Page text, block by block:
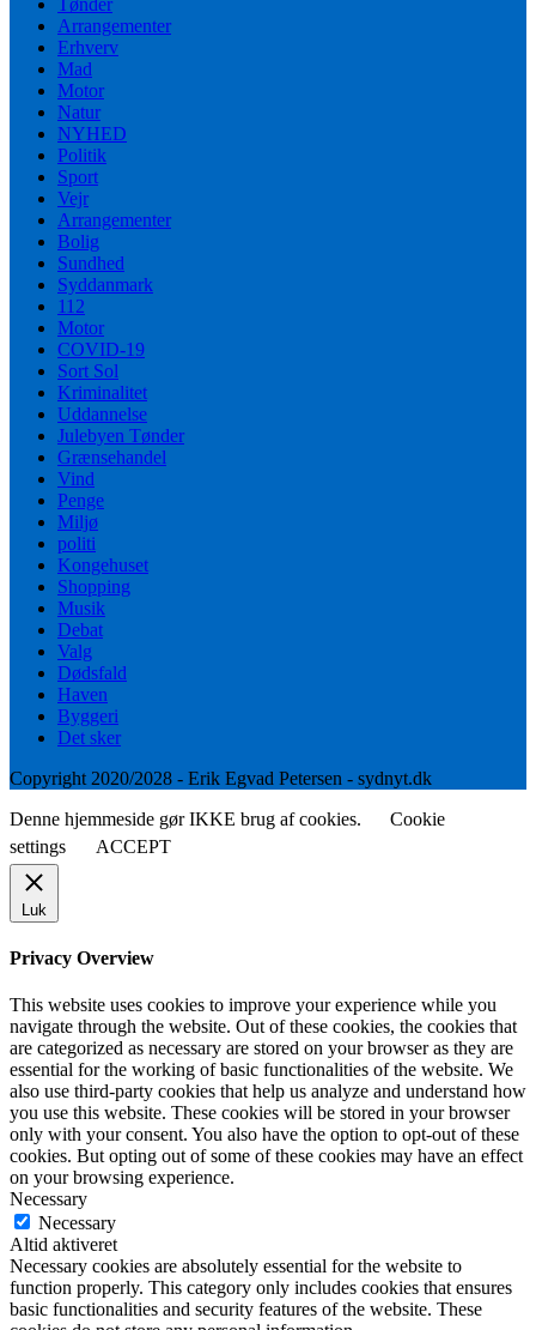
Arrangementer
Erhverv
Mad
Motor
Natur
NYHED
Politik
Sport
Vejr
Arrangementer
Bolig
Sundhed
Syddanmark
112
Motor
COVID-19
Sort Sol
Kriminalitet
Uddannelse
Julebyen Tønder
Grænsehandel
Vind
Penge
Miljø
politi
Kongehuset
Shopping
Musik
Debat
Valg
Dødsfald
Haven
Byggeri
Det sker
Copyright 2020/2028 - Erik Egvad Petersen - sydnyt.dk
Denne hjemmeside gør IKKE brug af cookies.
Cookie
settings
ACCEPT
Luk
Privacy Overview
This website uses cookies to improve your experience while you
navigate through the website. Out of these cookies, the cookies that
are categorized as necessary are stored on your browser as they are
essential for the working of basic functionalities of the website. We
also use third-party cookies that help us analyze and understand how
you use this website. These cookies will be stored in your browser
only with your consent. You also have the option to opt-out of these
cookies. But opting out of some of these cookies may have an effect
on your browsing experience.
Necessary
Necessary
Altid aktiveret
Necessary cookies are absolutely essential for the website to
function properly. This category only includes cookies that ensures
basic functionalities and security features of the website. These